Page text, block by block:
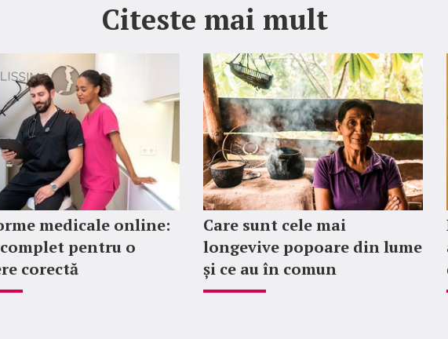
Citeste mai mult
medicale online:
pentru o
corectă
Care sunt cele mai
longevive popoare din lume
și ce au în comun